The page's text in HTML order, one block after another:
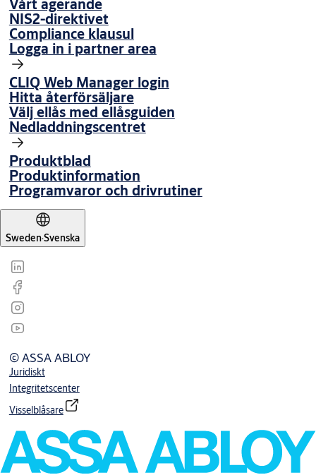
Vårt agerande
NIS2-direktivet
Compliance klausul
Logga in i partner area
CLIQ Web Manager login
Hitta återförsäljare
Välj ellås med ellåsguiden
Nedladdningscentret
Produktblad
Produktinformation
Programvaror och drivrutiner
Sweden·Svenska
© ASSA ABLOY
Juridiskt
Integritetscenter
Visselblåsare